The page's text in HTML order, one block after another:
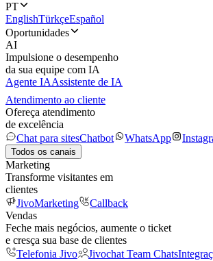
PT
EnglishTürkçeEspañol
Oportunidades
AI
Impulsione o desempenho
da sua equipe com IA
Agente IAAssistente de IA
Atendimento ao cliente
Ofereça atendimento
de excelência
Chat para sitesChatbot WhatsApp
Todos os canais
Marketing
Transforme visitantes em
clientes
JivoMarketing
Callback
Vendas
Feche mais negócios, aumente o ticket
e cresça sua base de clientes
Telefonia Jivo
Jivochat Team Chats